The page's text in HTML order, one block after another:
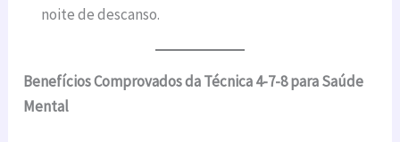
noite de descanso.
Benefícios Comprovados da Técnica 4-7-8 para Saúde
Mental